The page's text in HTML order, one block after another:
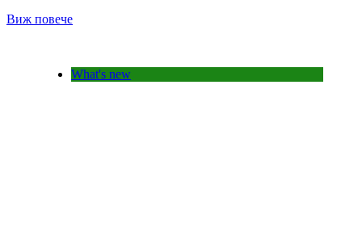
Виж повече
What's new